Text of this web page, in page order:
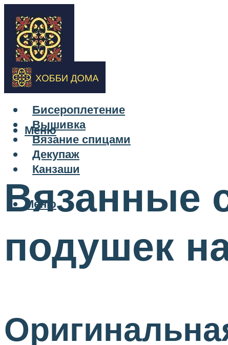
Бисероплетение
Вышивка
Вязание спицами
Декупаж
Канзаши
Меню
Меню
Вязанные
подушек